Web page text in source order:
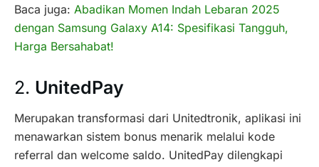
Baca juga: Abadikan Momen Indah Lebaran 2025
dengan Samsung Galaxy A14: Spesifikasi Tangguh,
Harga Bersahabat!
2. UnitedPay
Merupakan transformasi dari Unitedtronik, aplikasi ini
menawarkan sistem bonus menarik melalui kode
referral dan welcome saldo. UnitedPay dilengkapi